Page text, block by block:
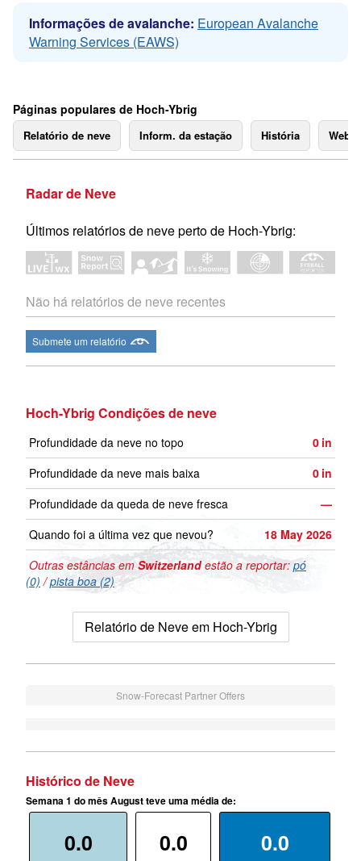
Informações de avalanche: European Avalanche
Warning Services (EAWS)
Páginas populares de Hoch-Ybrig
Relatório de neve Inform. da estação História
Radar de Neve
Últimos relatórios de neve perto de Hoch-Ybrig:
Não há relatórios de neve recentes
Submete um relatório
Hoch-Ybrig Condições de neve
Profundidade da neve no topo 0 in
Profundidade da neve mais baixa
0 in
Profundidade da queda de neve fresca
—
Quando foi a última vez que nevou?
18 May 2026
Outras estâncias emSwitzerlandestão a reportar: pó
(0) /pista boa (2)
Relatório de Neve em Hoch-Ybrig
Snow-Forecast Partner Offers
Histórico de Neve
Semana 1 do mês August teve uma média de:
0.0 0.0 0.0